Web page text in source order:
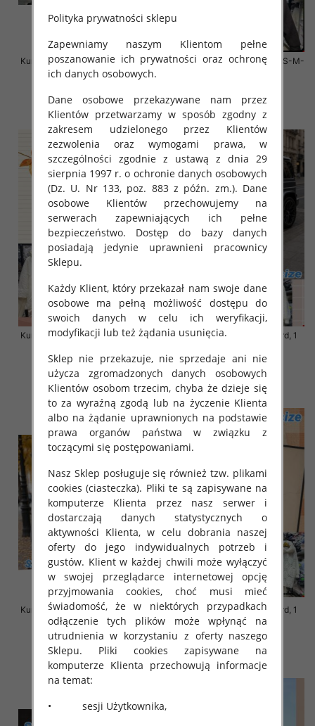
Kurtki damskie zimowe Roz S-M-
L, 1 Kolor Paczka 3 szt
135.00 zł
szczegóły
Kurtki damskie zimowe Roz S-M-
szczegóły
Kurtki damskie zimowe Roz S-M-
120.00 zł
szczegóły
Kurtka alpaka Roz Standard, 1
135.00 zł
szczegóły
Kurtka alpaka Roz S-M-L, 1 Kolor
Paczka 3 szt
145.00 zł
szczegóły
Kurtka alpaka Roz Standard, 1
Kolor Paczka 3 szt
145.00 zł
Polityka prywatności sklepu
Zapewniamy naszym Klientom pełne
poszanowanie ich prywatności oraz ochronę
ich danych osobowych.
Dane osobowe przekazywane nam przez
Klientów przetwarzamy w sposób zgodny z
zakresem udzielonego przez Klientów
zezwolenia oraz wymogami prawa, w
szczególności zgodnie z ustawą z dnia 29
sierpnia 1997 r. o ochronie danych osobowych
(Dz. U. Nr 133, poz. 883 z późn. zm.). Dane
osobowe Klientów przechowujemy na
serwerach zapewniających ich pełne
bezpieczeństwo. Dostęp do bazy danych
posiadają jedynie uprawnieni pracownicy
Sklepu.
Każdy Klient, który przekazał nam swoje dane
osobowe ma pełną możliwość dostępu do
swoich danych w celu ich weryfikacji,
modyfikacji lub też żądania usunięcia.
Sklep nie przekazuje, nie sprzedaje ani nie
użycza zgromadzonych danych osobowych
Klientów osobom trzecim, chyba że dzieje się
to za wyraźną zgodą lub na życzenie Klienta
albo na żądanie uprawnionych na podstawie
prawa organów państwa w związku z
toczącymi się postępowaniami.
Nasz Sklep posługuje się również tzw. plikami
cookies (ciasteczka). Pliki te są zapisywane na
komputerze Klienta przez nasz serwer i
dostarczają danych statystycznych o
aktywności Klienta, w celu dobrania naszej
oferty do jego indywidualnych potrzeb i
gustów. Klient w każdej chwili może wyłączyć
w swojej przeglądarce internetowej opcję
przyjmowania cookies, choć musi mieć
świadomość, że w niektórych przypadkach
odłączenie tych plików może wpłynąć na
utrudnienia w korzystaniu z oferty naszego
Sklepu. Pliki cookies zapisywane na
komputerze Klienta przechowują informacje
na temat:
• sesji Użytkownika,